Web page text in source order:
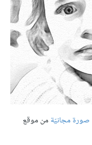
صورة مجانيّةمن موقع